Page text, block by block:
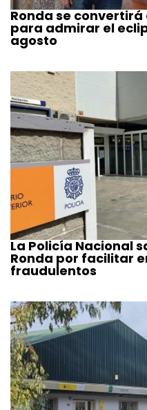
Ronda se
para admirar el
agosto
La Policía Nacional
Ronda por facilitar
fraudulentos